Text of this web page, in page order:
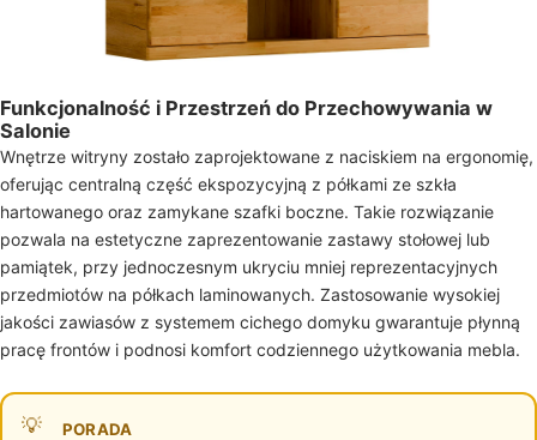
Funkcjonalność i Przestrzeń do Przechowywania w
Salonie
Wnętrze witryny zostało zaprojektowane z naciskiem na ergonomię,
oferując centralną część ekspozycyjną z półkami ze szkła
hartowanego oraz zamykane szafki boczne. Takie rozwiązanie
pozwala na estetyczne zaprezentowanie zastawy stołowej lub
pamiątek, przy jednoczesnym ukryciu mniej reprezentacyjnych
przedmiotów na półkach laminowanych. Zastosowanie wysokiej
jakości zawiasów z systemem cichego domyku gwarantuje płynną
pracę frontów i podnosi komfort codziennego użytkowania mebla.
PORADA